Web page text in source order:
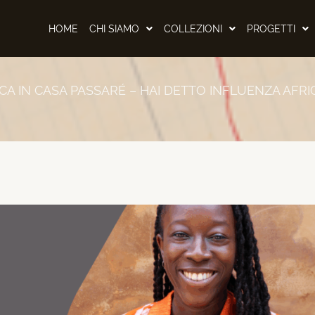
HOME CHI SIAMO COLLEZIONI PROGETTI
IN CASA PASSARÉ – HAI DETTO INFLUENZA